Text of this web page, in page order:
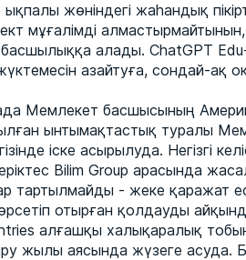
жөніндегі жаһандық
мұғалімді алмастырмайтынын,
басшылыққа алады. ChatGPT
азайтуға, сондай-ақ
Мемлекет басшысының
ынтымақтастық туралы
іске асырылуда. Негізгі
Bilim Group арасында
тартылмайды - жеке қаражат
отырған қолдауды
алғашқы халықаралық
жылы аясында жүзеге асуда.